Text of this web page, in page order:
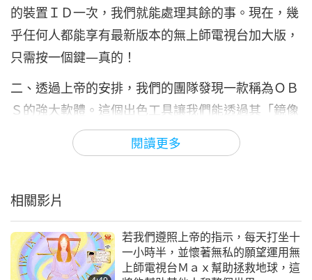
閱讀更多
的裝置ＩＤ一次，我們就能處理其餘的事。現在，幾
乎任何人都能享有最新版本的無上師電視台加大版，
只需按一個鍵—真的！
二、透過上帝的安排，我們的團隊發現一款稱為ＯＢ
Ｓ的強大軟體。這個出色工具讓我們能透過其「鏡像
技術」，將無上師電視台加大版螢幕數量相乘增加到
數十億。透過這種方式，無數的無上師電視台加大版
沉重負擔。
三、承蒙上帝的加持，我們也透過一位師兄得知一種
方法，稱為無限循環系統。它主要利用ＨＤＭＩ分配
器和集線器及電線。此硬體系統讓我們能在ＯＢＳ幾
相關影片
若我們遵照上帝的指示，每天打坐十
一小時半，並懷著無私的願望運用無
上師電視台Ｍａｘ幫助拯救地球，這